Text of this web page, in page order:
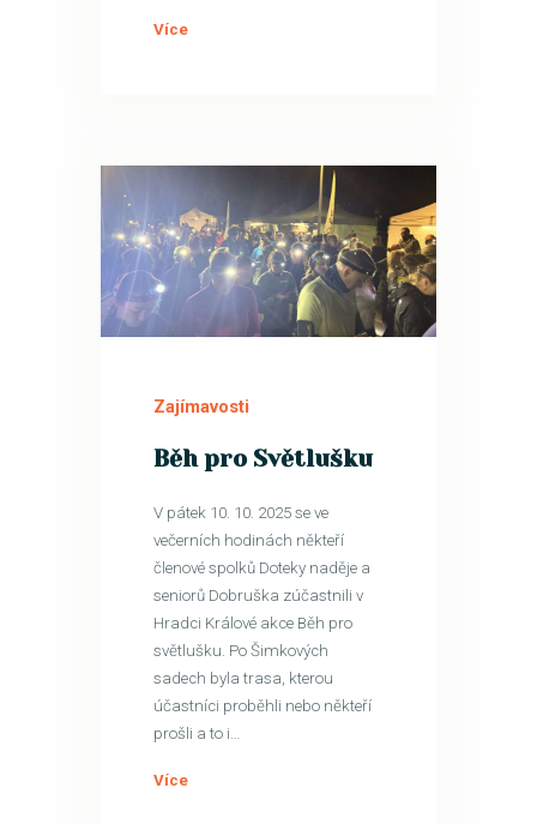
Více
2
Zajímavosti
Běh pro Světlušku
V pátek 10. 10. 2025 se ve
večerních hodinách někteří
členové spolků Doteky naděje a
seniorů Dobruška zúčastnili v
Hradci Králové akce Běh pro
světlušku. Po Šimkových
sadech byla trasa, kterou
účastníci proběhli nebo někteří
prošli a to i…
Více